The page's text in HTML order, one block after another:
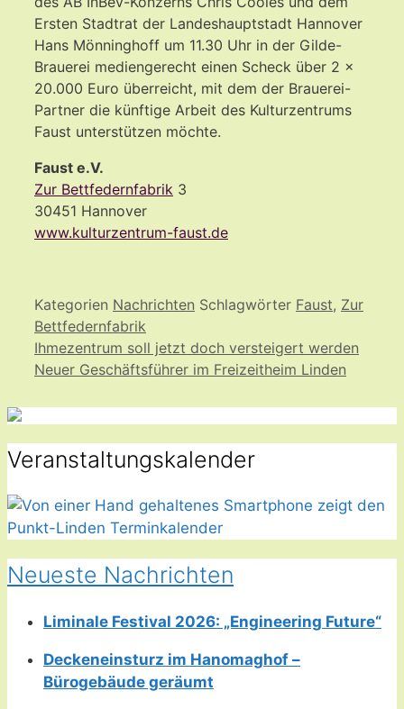
Ersten Stadtrat der Landeshauptstadt Hannover
Hans Mönninghoff um 11.30 Uhr in der Gilde-
Brauerei mediengerecht einen Scheck über 2 x
20.000 Euro überreicht, mit dem der Brauerei-
Partner die künftige Arbeit des Kulturzentrums
Faust unterstützen möchte.
Faust e.V.
Zur Bettfedernfabrik 3
30451 Hannover
www.kulturzentrum-faust.de
Kategorien Nachrichten Schlagwörter Faust, Zur
Bettfedernfabrik
Ihmezentrum soll jetzt doch versteigert werden
Neuer Geschäftsführer im Freizeitheim Linden
Veranstaltungskalender
Neueste Nachrichten
Liminale Festival 2026: „Engineering Future“
Deckeneinsturz im Hanomaghof –
Bürogebäude geräumt